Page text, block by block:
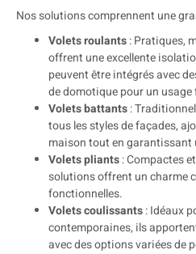
Nos solutions comprennent une
Volets roulants: Pratiques,
offrent une excellente
peuvent être intégrés avec
de domotique pour un
Volets battants:
tous les styles de façades,
maison tout en garantissant
Volets pliants: Compactes
solutions offrent un charme
fonctionnelles.
Volets coulissants: Idéaux
contemporaines, ils
avec des options variées de